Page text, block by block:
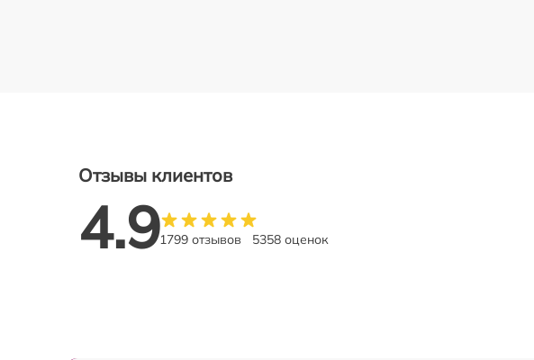
Отзывы клиентов
4.91799 отзывов 5358 оценок